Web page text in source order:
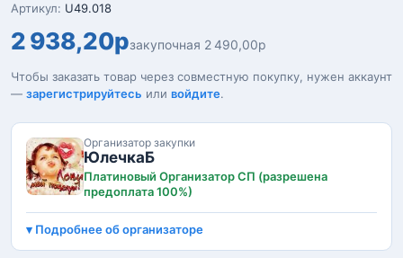
Артикул: U49.018
2 938,20рзакупочная 2 490,00р
Чтобы заказать товар через совместную покупку, нужен аккаунт
— зарегистрируйтесь или войдите.
Организатор закупки
ЮлечкаБ
Платиновый Организатор СП (разрешена
предоплата 100%)
Подробнее об организаторе